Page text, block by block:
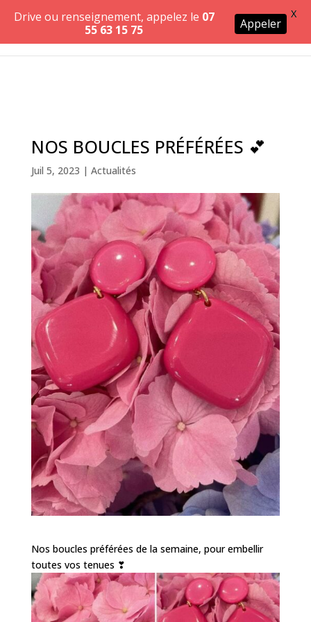
NOS BOUCLES PRÉFÉRÉES 💕
Juil 5, 2023 | Actualités
Nos boucles préférées de la semaine, pour embellir
toutes vos tenues ❣
Drive ou renseignement, appelez le 07
55 63 15 75
Appeler
X